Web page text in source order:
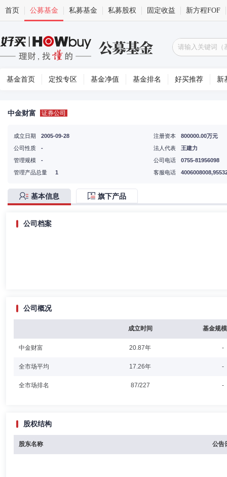
首页 公募基金 私募基金 私募股权 固定收益 新方程FOF
基金首页 定投专区 基金净值 基金排名 好买推荐 新
中金财富 证券公司
成立日期
2005-09-28
公司性质
-
注册资本
800000.00万元
法人代表
王建力
管理规模
-
管理产品总量
1
公司电话
0755-81956098
客服电话
基本信息 旗下产品
公司档案
公司概况
成立时间 基金规
中金财富 20.87年 -
全市场平均 17.26年 -
全市场排名 87/227 -
股权结构
股东名称 公告